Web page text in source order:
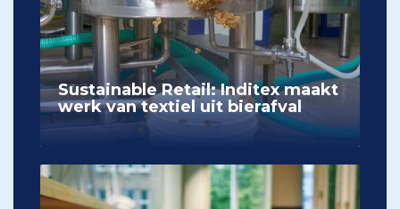
Sustainable Retail: Inditex maakt
werk van textiel uit bierafval